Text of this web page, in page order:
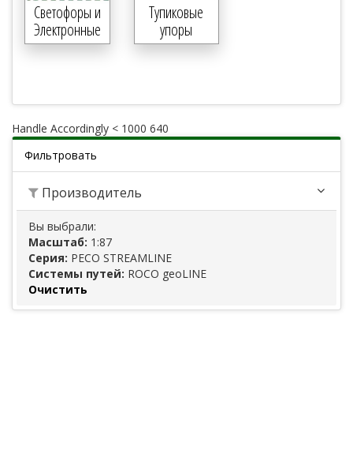
Светофоры и
Электронные
компоненты
Тупиковые
упоры
Handle Accordingly < 1000 640
Фильтровать
Производитель
Вы выбрали:
Масштаб: 1:87
Серия: PECO STREAMLINE
Системы путей: ROCO geoLINE
Очистить